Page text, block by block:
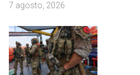
7 agosto, 2026